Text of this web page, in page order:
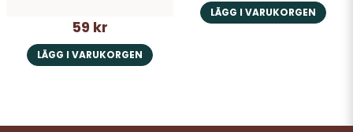
59 kr
LÄGG I VARUKORGEN
LÄGG I VARUKORGEN